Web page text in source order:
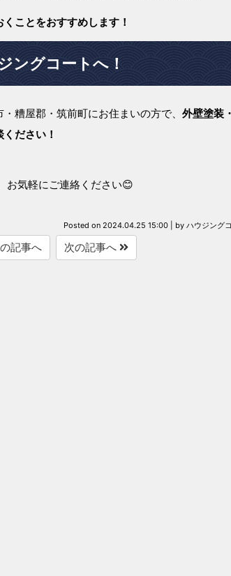
ことをおすすめします！
ングコートへ！
糟屋郡・筑前町にお住まいの方で、 外壁塗装
ださい！
お気軽にご連絡ください😊
Posted on 2024.04.25 15:00| by ハウジング
記事へ 次の記事へ